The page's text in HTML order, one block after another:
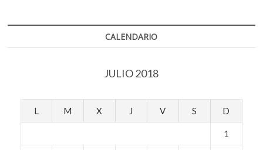
CALENDARIO
JULIO 2018
L M X J V S D
1